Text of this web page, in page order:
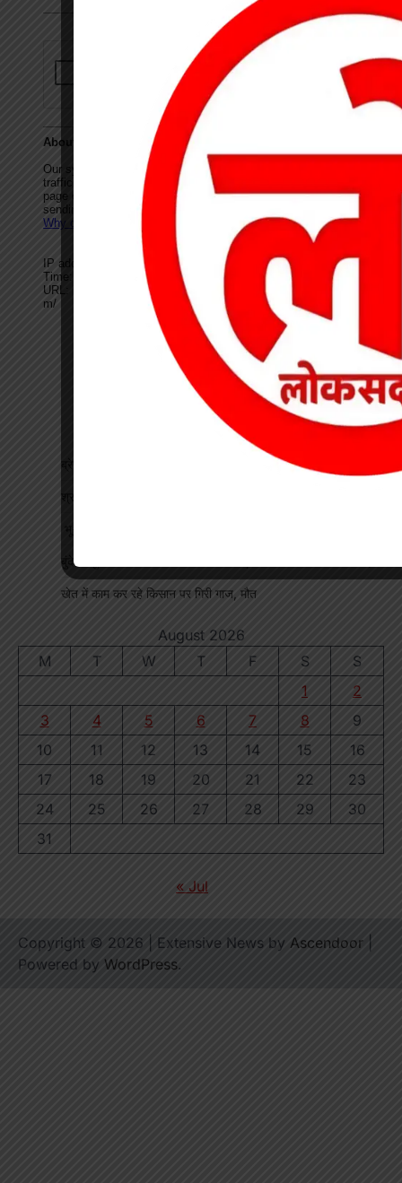
ब्रेकिंग : खेत में विवाद के बाद महिला की संदिग्ध मौत, पति फरार
बुंदेली-सुतर्रा मार्ग की बदहाली पर चक्काजाम, चार घंटे थमे वाहनों के पहिए
खेत में काम कर रहे किसान पर गिरी गाज, मौत
August 2026
M
T W T F S
S
1
2
3
4 5 6 7 8
9
10
11 12 13 14 15
16
17
18 19 20 21 22
23
24
25 26 27 28 29
30
31
« Jul
Copyright © 2026 | Extensive News by Ascendoor
Powered by WordPress.